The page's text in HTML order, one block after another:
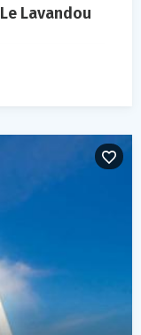
Le Lavandou